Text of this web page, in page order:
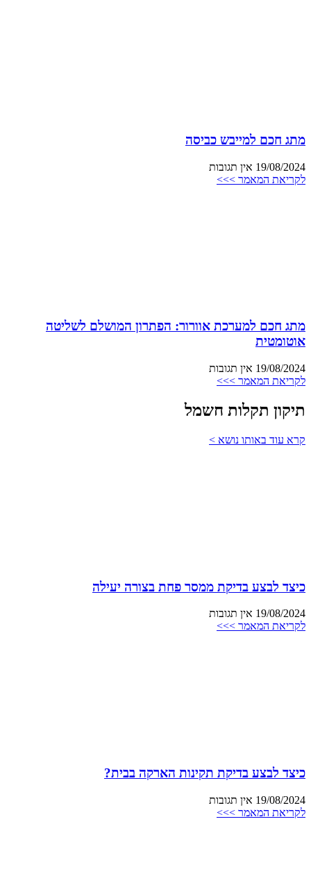
מתג חכם למייבש כביסה
19/08/2024 אין תגובות
לקריאת המאמר >>>
מתג חכם למערכת אוורור: הפתרון המושלם לשליטה
אוטומטית
19/08/2024 אין תגובות
לקריאת המאמר >>>
תיקון תקלות חשמל
קרא עוד באותו נושא >
כיצד לבצע בדיקת ממסר פחת בצורה יעילה
19/08/2024 אין תגובות
לקריאת המאמר >>>
כיצד לבצע בדיקת תקינות הארקה בבית?
19/08/2024 אין תגובות
לקריאת המאמר >>>